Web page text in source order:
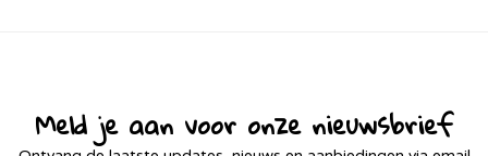
Meld je aan voor onze nieuwsbrief